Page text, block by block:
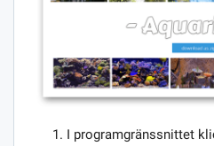
I programgränssnittet